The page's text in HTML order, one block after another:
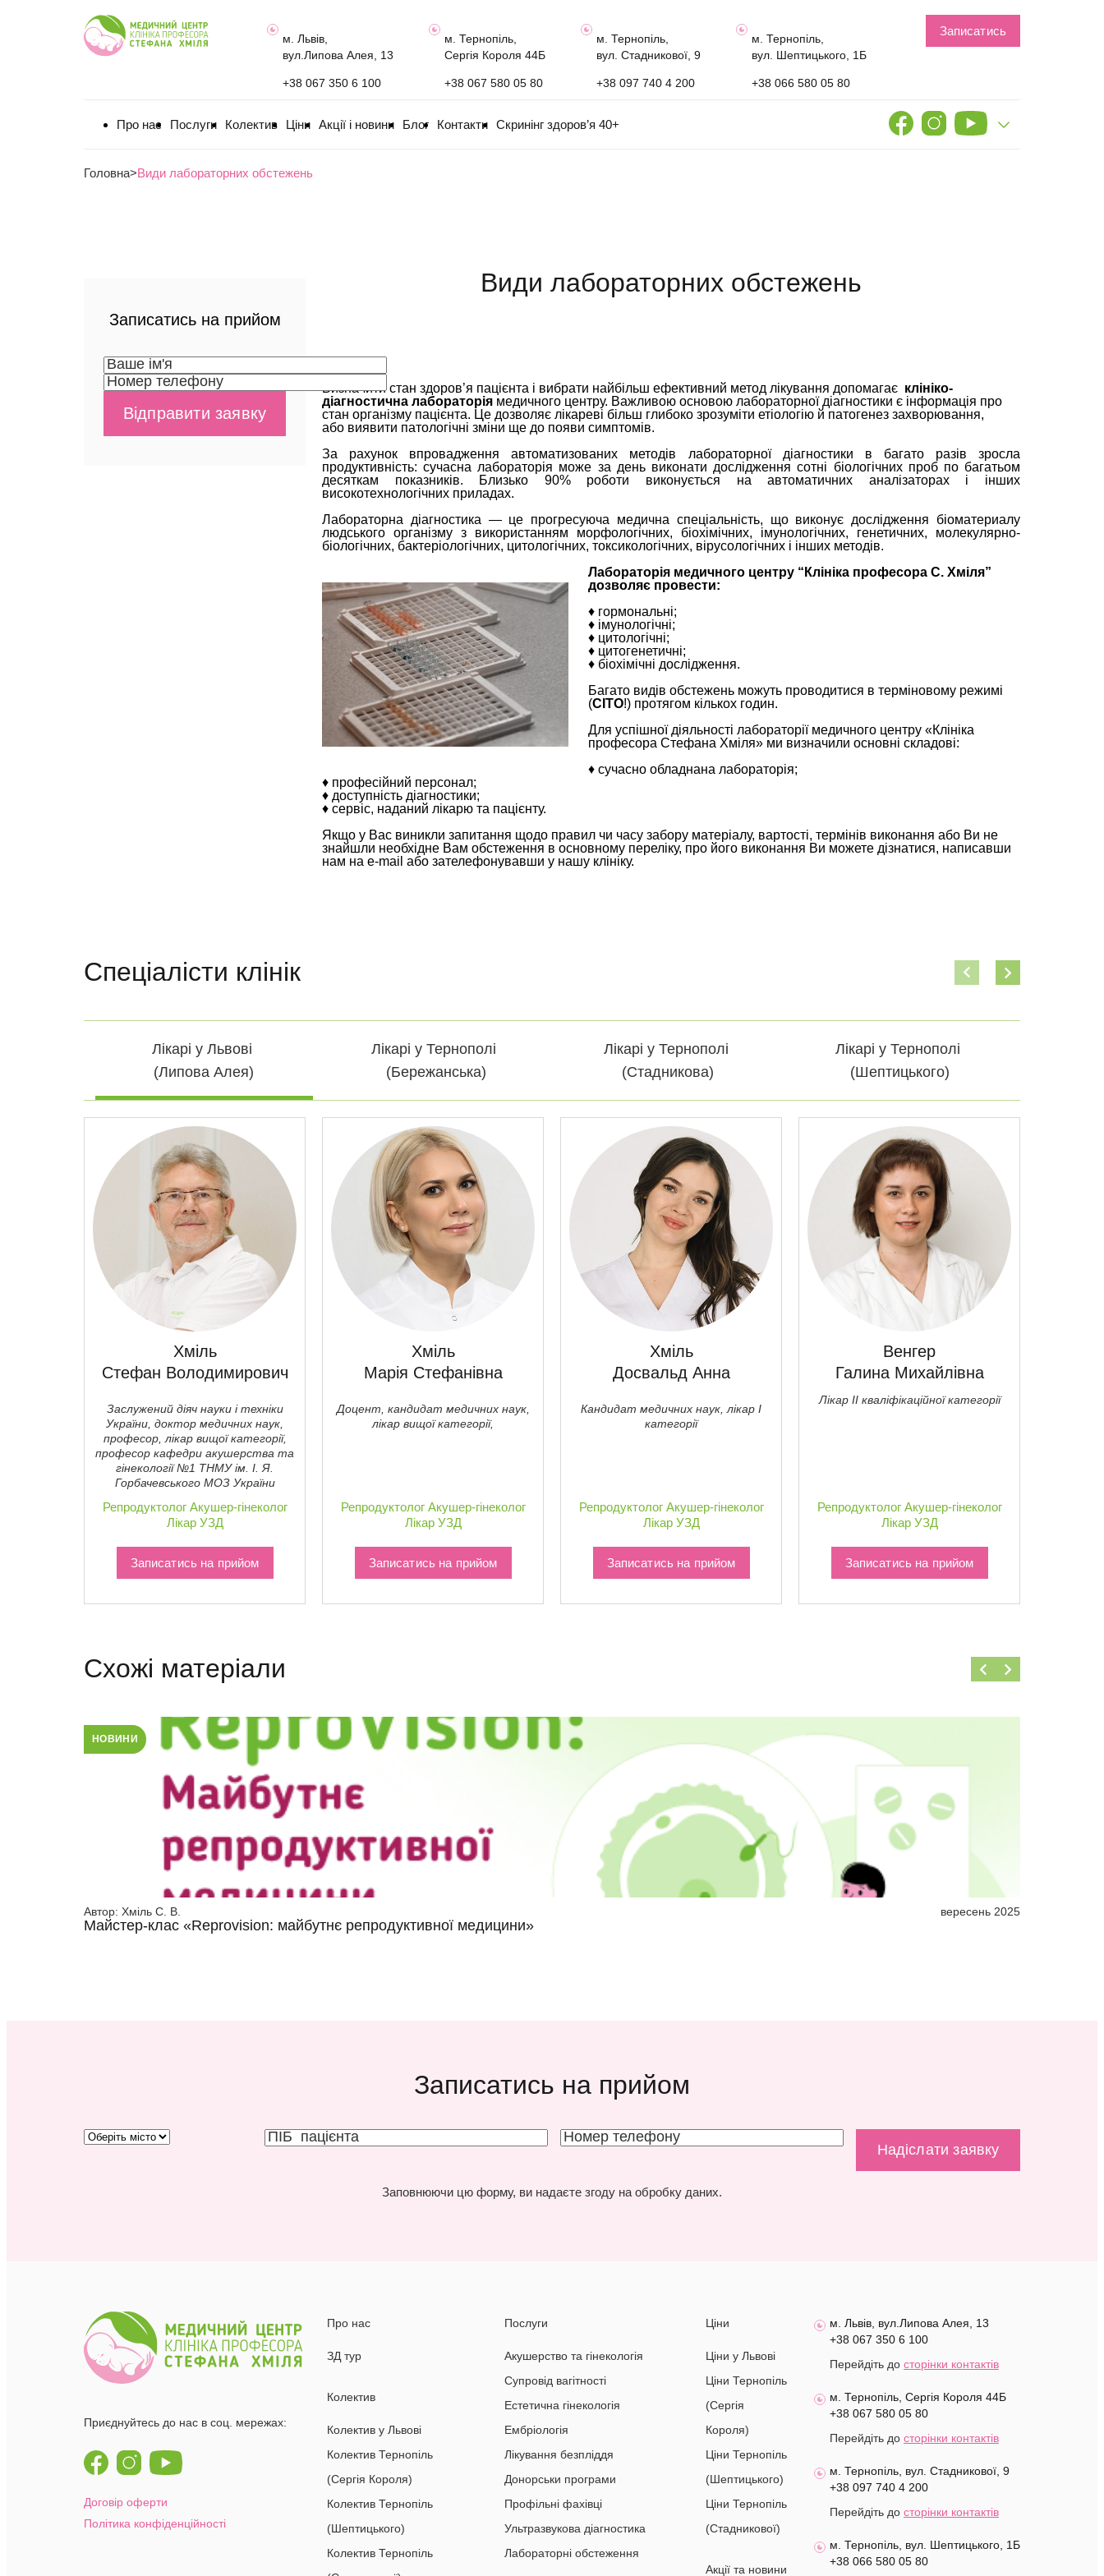
м. Львів,
вул.Липова Алея, 13
+38 067 350 6 100
м. Тернопіль,
Сергія Короля 44Б
+38 067 580 05 80
м. Тернопіль,
вул. Стадникової, 9
+38 097 740 4 200
м. Тернопіль,
вул. Шептицького, 1Б
+38 066 580 05 80
Записатись
Про нас Послуги Колектив Ціни Акції і новини Блог Контакти Скринінг здоров’я 40+
Головна>Види лабораторних обстежень
Записатись на прийом
Види лабораторних обстежень
Визначити стан здоров’я пацієнта і вибрати найбільш ефективний метод лікування допомагає клініко-
діагностична лабораторія медичного центру. Важливою основою лабораторної діагностики є інформація про
стан організму пацієнта. Це дозволяє лікареві більш глибоко зрозуміти етіологію й патогенез захворювання,
або виявити патологічні зміни ще до появи симптомів.
За рахунок впровадження автоматизованих методів лабораторної діагностики в багато разів зросла
продуктивність: сучасна лабораторія може за день виконати дослідження сотні біологічних проб по багатьом
десяткам показників. Близько 90% роботи виконується на автоматичних аналізаторах і інших
високотехнологічних приладах.
Лабораторна діагностика — це прогресуюча медична спеціальність, що виконує дослідження біоматериалу
людського організму з використанням морфологічних, біохімічних, імунологічних, генетичних, молекулярно-
біологічних, бактеріологічних, цитологічних, токсикологічних, вірусологічних і інших методів.
Лабораторія медичного центру “Клініка професора С. Хміля”
дозволяє провести:
♦ гормональні;
♦ імунологічні;
♦ цитологічні;
♦ цитогенетичні;
♦ біохімічні дослідження.
Багато видів обстежень можуть проводитися в терміновому режимі
(CITO!) протягом кількох годин.
Для успішної діяльності лабораторії медичного центру «Клініка
професора Стефана Хміля» ми визначили основні складові:
♦ cучасно обладнана лабораторія;
♦ професійний персонал;
♦ доступність діагностики;
♦ сервіс, наданий лікарю та пацієнту.
Якщо у Вас виникли запитання щодо правил чи часу забору матеріалу, вартості, термінів виконання або Ви не
знайшли необхідне Вам обстеження в основному переліку, про його виконання Ви можете дізнатися, написавши
нам на e-mail або зателефонувавши у нашу клініку.
Спеціалісти клінік
Лікарі у Львові
(Липова Алея)
Лікарі у Тернополі
(Бережанська)
Лікарі у Тернополі
(Стадникова)
Лікарі у Тернополі
(Шептицького)
Хміль
Стефан Володимирович
Заслужений діяч науки і техніки
України, доктор медичних наук,
професор, лікар вищої категорії,
професор кафедри акушерства та
гiнекології №1 ТНМУ ім. І. Я.
Горбачевського МОЗ України
Репродуктолог Акушер-гінеколог
Лікар УЗД
Записатись на прийом
Хміль
Марія Стефанівна
Доцент, кандидат медичних наук,
лікар вищої категорії,
Репродуктолог Акушер-гінеколог
Лікар УЗД
Записатись на прийом
Хміль
Досвальд Анна
Кандидат медичних наук, лікар I
категорії
Репродуктолог Акушер-гінеколог
Лікар УЗД
Записатись на прийом
Венгер
Галина Михайлівна
Лікар ІІ кваліфікаційної категорії
Репродуктолог Акушер-гінеколог
Лікар УЗД
Записатись на прийом
Схожі матеріали
НОВИНИ
Автор: Хміль С. В. вересень 2025
Майстер-клас «Reprovision: майбутнє репродуктивної медицини»
Записатись на прийом
Заповнюючи цю форму, ви надаєте згоду на обробку даних.
Приєднуйтесь до нас в соц. мережах:
Договір оферти
Політика конфіденційності
Про нас
ЗД тур
Колектив
Колектив у Львові
Колектив Тернопіль
(Сергія Короля)
Колектив Тернопіль
(Шептицького)
Колектив Тернопіль
Послуги
Акушерство та гінекологія
Супровід вагітності
Естетична гінекологія
Ембріологія
Лікування безпліддя
Донорськи програми
Профільні фахівці
Ультразвукова діагностика
Лабораторні обстеження
Ціни
Ціни у Львові
Ціни Тернопіль
(Сергія
Короля)
Ціни Тернопіль
(Шептицького)
Ціни Тернопіль
(Стадникової)
Акції та новини
м. Львів, вул.Липова Алея, 13
+38 067 350 6 100
Перейдіть до сторінки контактів
м. Тернопіль, Сергія Короля 44Б
+38 067 580 05 80
Перейдіть до сторінки контактів
м. Тернопіль, вул. Стадникової, 9
+38 097 740 4 200
Перейдіть до сторінки контактів
м. Тернопіль, вул. Шептицького, 1Б
+38 066 580 05 80